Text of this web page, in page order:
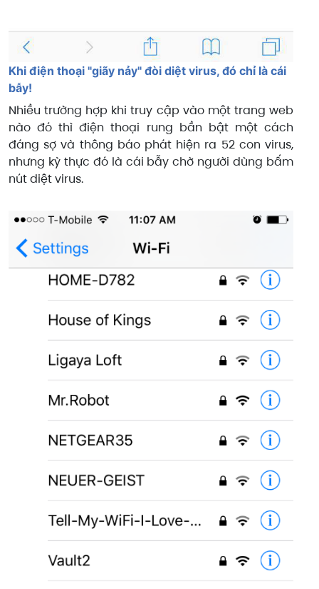
Khi điện thoại "giãy nảy" đòi diệt virus, đó chỉ là cái
bẫy!
Nhiều trường hợp khi truy cập vào một trang web
nào đó thì điện thoại rung bần bật một cách
đáng sợ và thông báo phát hiện ra 52 con virus,
nhưng kỳ thực đó là cái bẫy chờ người dùng bấm
nút diệt virus.